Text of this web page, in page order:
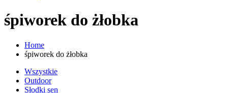
śpiworek do żłobka
Home
śpiworek do żłobka
Wszystkie
Outdoor
Słodki sen